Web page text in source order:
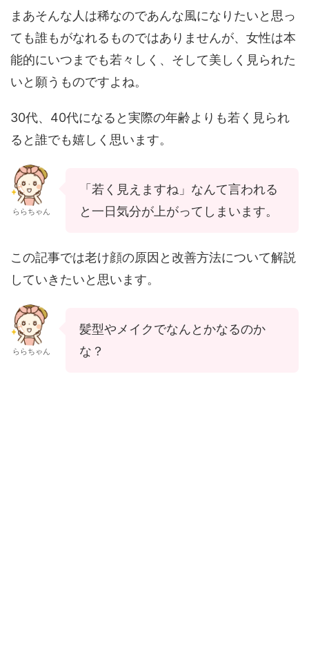
まあそんな人は稀なのであんな風になりたいと思っ
ても誰もがなれるものではありませんが、女性は本
能的にいつまでも若々しく、そして美しく見られた
いと願うものですよね。
30代、40代になると実際の年齢よりも若く見られ
ると誰でも嬉しく思います。
ららちゃん
「若く見えますね」なんて言われる
と一日気分が上がってしまいます。
この記事では老け顔の原因と改善方法について解説
していきたいと思います。
ららちゃん
髪型やメイクでなんとかなるのか
な？